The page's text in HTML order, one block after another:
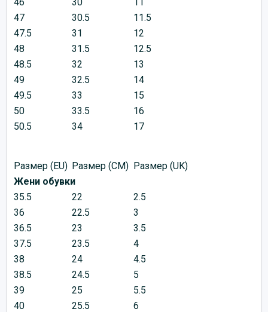
47
30.5
11.5
47.5
31
12
48
31.5
12.5
48.5
32
13
49
32.5
14
49.5
33
15
50
33.5
16
50.5
34 17
Размер (EU) Размер (CM) Размер (UK)
Жени обувки
35.5
22
2.5
36
22.5
3
36.5
23
3.5
37.5
23.5
4
38
24
4.5
38.5
24.5
5
39
25
5.5
40
25.5
6